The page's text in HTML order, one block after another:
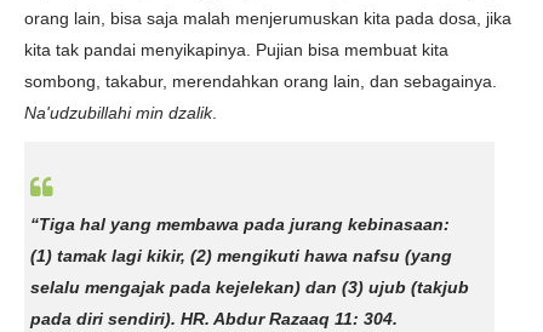
orang lain, bisa saja malah menjerumuskan kita pada dosa, jika
kita tak pandai menyikapinya. Pujian bisa membuat kita
sombong, takabur, merendahkan orang lain, dan sebagainya.
Na'udzubillahi min dzalik.
“Tiga hal yang membawa pada jurang kebinasaan:
(1) tamak lagi kikir, (2) mengikuti hawa nafsu (yang
selalu mengajak pada kejelekan) dan (3) ujub (takjub
pada diri sendiri). HR. Abdur Razaaq 11: 304.